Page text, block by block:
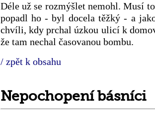
Déle už se rozmýšlet nemohl. Musí
popadl ho - byl docela těžký - a
chvíli, kdy prchal úzkou ulicí k
že tam nechal časovanou bombu.
/ zpět k obsahu
Nepochopení básníci